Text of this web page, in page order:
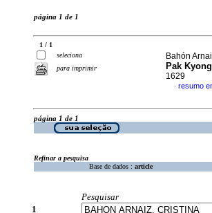
página 1 de 1
1 / 1
seleciona
para imprimir
Bahón
Pak
1629
· resumo
página 1 de 1
Refinar a pesquisa
Base de dados : article
Pesquisar
1